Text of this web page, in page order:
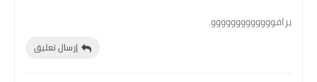
برافووووووووووووو
إرسال تعليق